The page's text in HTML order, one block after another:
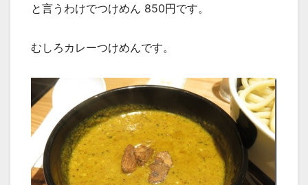
と言うわけでつけめん 850円です。
むしろカレーつけめんです。